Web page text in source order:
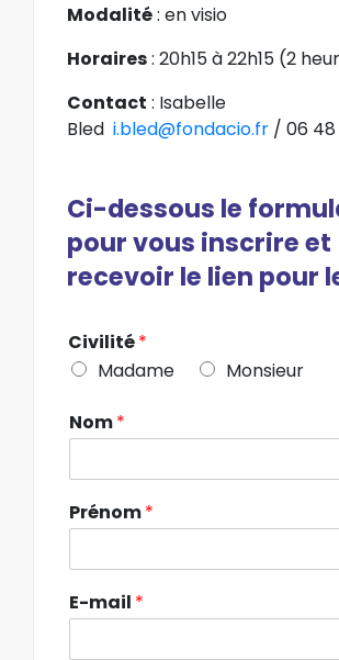
Modalité: en visio
Horaires: 20h15 à 22h15 (2
Contact : Isabelle
Bled i.bled@fondacio.fr / 06 48
Ci-dessous le
pour vous inscrire et
recevoir le lien pour
Civilité*
Madame
Monsieur
Nom*
Prénom*
E-mail *